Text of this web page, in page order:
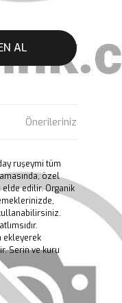
AL
Önerileriniz
ruşeymi tüm
özel
elde edilir. Organik
ekleyerek
Serin ve kuru